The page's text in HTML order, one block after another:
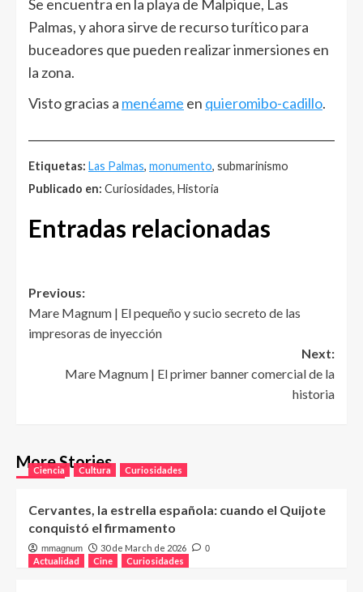
Se encuentra en la playa de Malpique, Las
Palmas, y ahora sirve de recurso turítico para
buceadores que pueden realizar inmersiones en
la zona.
Visto gracias a menéame en quieromibo-cadillo.
Etiquetas: Las Palmas, monumento, submarinismo
Publicado en: Curiosidades, Historia
Entradas relacionadas
Post
navigation
Previous:
Mare Magnum | El pequeño y sucio secreto de las
impresoras de inyección
Next:
Mare Magnum | El primer banner comercial de la
historia
More Stories
Ciencia Cultura Curiosidades
Cervantes, la estrella española: cuando el Quijote
conquistó el firmamento
mmagnum 30 de March de 2026 0
Actualidad Cine Curiosidades